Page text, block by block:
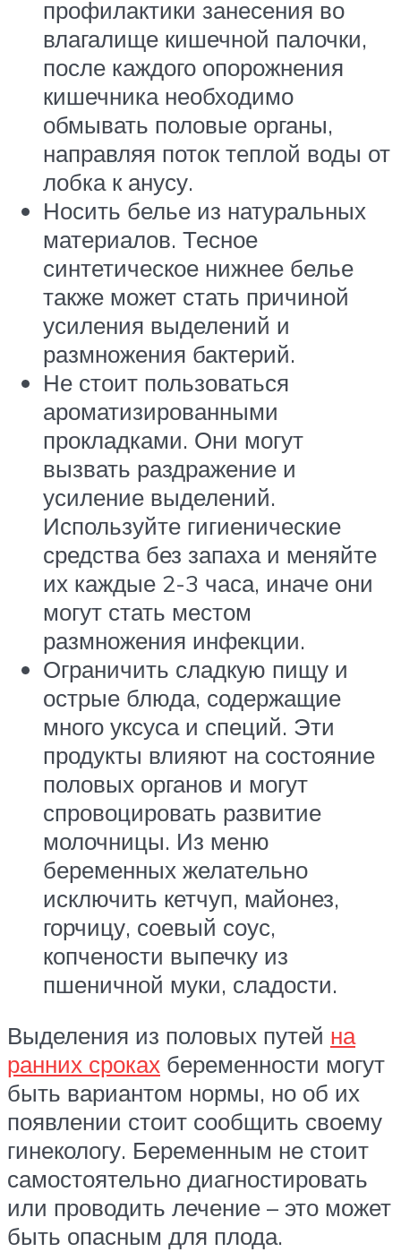
профилактики занесения во
влагалище кишечной палочки,
после каждого опорожнения
кишечника необходимо
обмывать половые органы,
направляя поток теплой воды от
лобка к анусу.
Носить белье из натуральных
материалов. Тесное
синтетическое нижнее белье
также может стать причиной
усиления выделений и
размножения бактерий.
Не стоит пользоваться
ароматизированными
прокладками. Они могут
вызвать раздражение и
усиление выделений.
Используйте гигиенические
средства без запаха и меняйте
их каждые 2-3 часа, иначе они
могут стать местом
размножения инфекции.
Ограничить сладкую пищу и
острые блюда, содержащие
много уксуса и специй. Эти
продукты влияют на состояние
половых органов и могут
спровоцировать развитие
молочницы. Из меню
беременных желательно
исключить кетчуп, майонез,
горчицу, соевый соус,
копчености выпечку из
пшеничной муки, сладости.
Выделения из половых путей на
ранних сроках беременности могут
быть вариантом нормы, но об их
появлении стоит сообщить своему
гинекологу. Беременным не стоит
самостоятельно диагностировать
или проводить лечение – это может
быть опасным для плода.